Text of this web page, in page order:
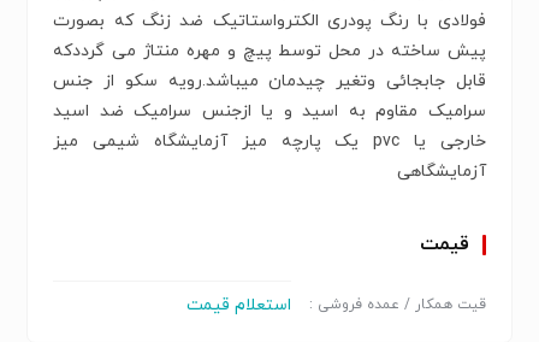
فولادی با رنگ پودری الکترواستاتیک ضد زنگ که بصورت
پیش ساخته در محل توسط پیچ و مهره منتاژ می گرددکه
قابل جابجائی وتغیر چیدمان میباشد.رویه سکو از جنس
سرامیک مقاوم به اسید و یا ازجنس سرامیک ضد اسید
خارجی یا pvc یک پارچه میز آزمایشگاه شیمی میز
آزمایشگاهی
قیمت
قیت همکار / عمده فروشی : استعلام قیمت